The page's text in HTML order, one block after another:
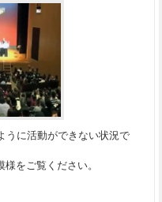
うに活動ができない状況で
をご覧ください。